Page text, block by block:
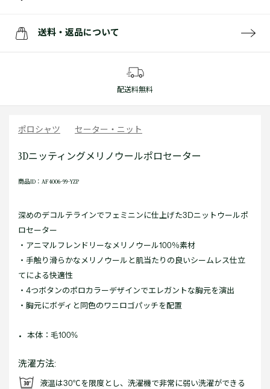
送料・返品について
配送料無料
ポロシャツ セーター・ニット
3Dニッティングメリノウールポロセーター
商品ID：AF4006-99-YZP
深めのデコルテラインでフェミニンに仕上げた3Dニットウールポ
ロセーター
・アニマルフレンドリーなメリノウール100％素材
・手触り滑らかなメリノウールと肌当たりの良いシームレス仕立
てによる快適性
・4つボタンのポロカラーデザインでエレガントな胸元を演出
・胸元にボディと同色のワニロゴパッチを配置
本体：毛100%
洗濯方法:
液温は30℃を限度とし、洗濯機で非常に弱い洗濯ができる